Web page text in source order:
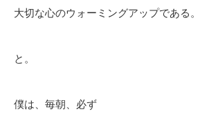
大切な心のウォーミングアップである。
と。
僕は、毎朝、必ず